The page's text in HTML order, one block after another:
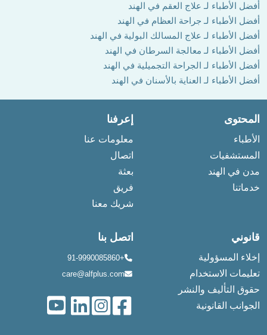
أفضل الأطباء لـ علاج العقم في الهند
أفضل الأطباء لـ جراحة العظام في الهند
أفضل الأطباء لـ علاج المسالك البولية في الهند
أفضل الأطباء لـ معالجة السرطان في الهند
أفضل الأطباء لـ الجراحة التجميلية في الهند
أفضل الأطباء لـ العناية بالأسنان في الهند
المحتوى
الأطباء
المستشفيات
مدن في الهند
خدماتنا
إعرفنا
معلومات عنا
اتصال
بعثة
فريق
شريك معنا
قانوني
إخلاء المسؤولية
تعليمات الاستخدام
حقوق التأليف والنشر
الجوانب القانونية
اتصل بنا
+91-9990085860
care@alfplus.com